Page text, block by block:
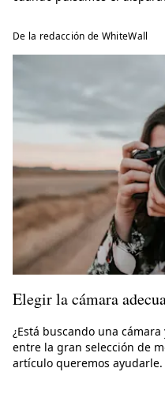
De la redacción de WhiteWall
Elegir la cámara
¿Está buscando una
entre la gran selección de
artículo queremos ayudarle.